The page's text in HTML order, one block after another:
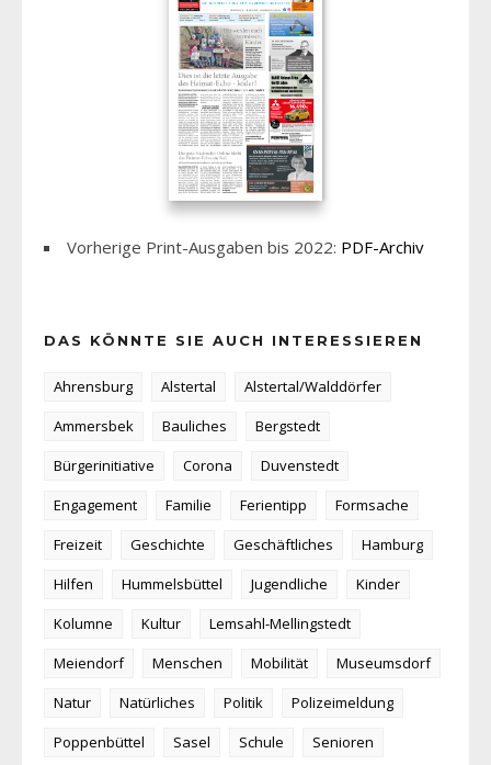
Vorherige Print-Ausgaben bis 2022: PDF-Archiv
DAS KÖNNTE SIE AUCH INTERESSIEREN
Ahrensburg Alstertal
Alstertal/Walddörfer
Ammersbek
Bauliches
Bergstedt
Bürgerinitiative
Corona
Duvenstedt
Engagement
Familie Ferientipp
Formsache
Freizeit
Geschichte Geschäftliches
Hamburg
Hilfen
Hummelsbüttel Jugendliche
Kinder
Kolumne
Kultur
Lemsahl-Mellingstedt
Meiendorf
Menschen Mobilität
Museumsdorf
Natur
Natürliches Politik
Polizeimeldung
Poppenbüttel
Sasel Schule
Senioren